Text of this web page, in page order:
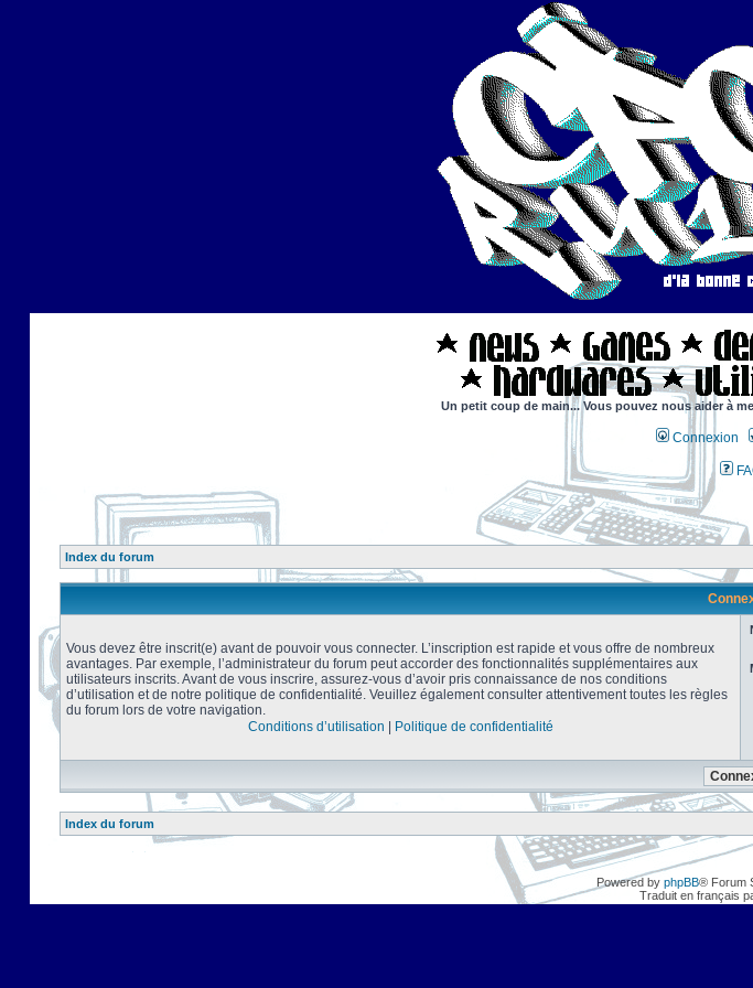
Un petit coup de main... Vous pouvez nous aider à
Connexion
Index du forum
Vous devez être inscrit(e) avant de pouvoir vous connecter. L’inscription est rapide et vous offre de nombreux
avantages. Par exemple, l’administrateur du forum peut accorder des fonctionnalités supplémentaires aux
utilisateurs inscrits. Avant de vous inscrire, assurez-vous d’avoir pris connaissance de nos conditions
d’utilisation et de notre politique de confidentialité. Veuillez également consulter attentivement toutes les règles
du forum lors de votre navigation.
Conditions d’utilisation
Politique de confidentialité
Index du forum
Powered by phpBB® Forum
Traduit en français